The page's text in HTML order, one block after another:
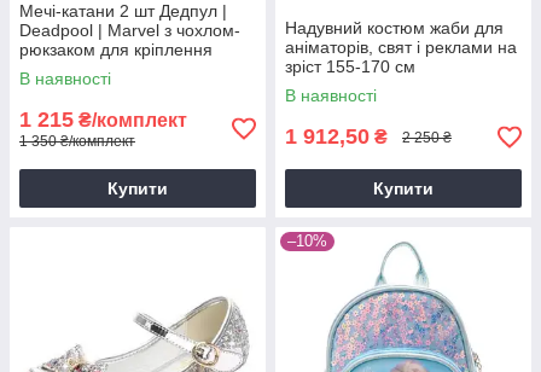
Мечі-катани 2 шт Дедпул |
Deadpool | Marvel з чохлом-
рюкзаком для кріплення
В наявності
1 215 ₴/комплект
1 350 ₴/комплект
Купити
Надувний костюм жаби для
аніматорів, свят і реклами на
зріст 155-170 см
В наявності
1 912,50 ₴ 2 250 ₴
Купити
–10%